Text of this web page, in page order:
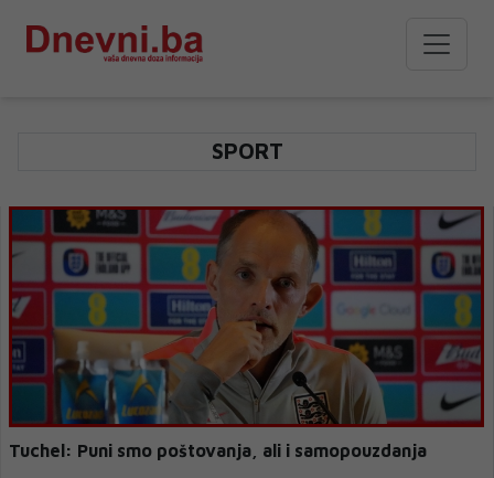
SPORT
Tuchel: Puni smo poštovanja, ali i samopouzdanja